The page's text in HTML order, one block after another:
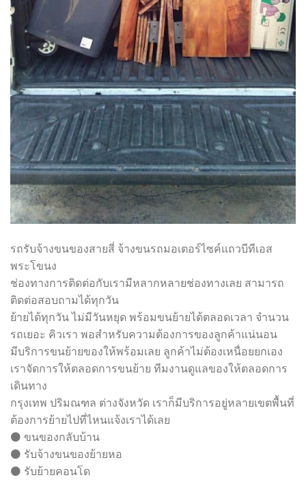
รถรับจ้างขนของสายสี่ จ้างขนรถมอเตอร์ไซค์แถวบีทีเอส
พระโขนง
ช่องทางการติดต่อกับเรามีหลากหลายช่องทางเลย สามารถ
ติดต่อสอบถามได้ทุกวัน
ย้ายได้ทุกวัน ไม่มีวันหยุด พร้อมขนย้ายได้ตลอดเวลา จำนวน
รถเยอะ คิวเรา พอสำหรับความต้องการของลูกค้าแน่นอน
มีบริการขนย้ายของให้พร้อมเลย ลูกค้าไม่ต้องเหนื่อยยกเอง
เราจัดการให้ตลอดการขนย้าย ทีมงานดูแลของให้ตลอดการ
เดินทาง
กรุงเทพ ปริมณฑล ต่างจังหวัด เราก็มีบริการอยู่หลายเขตพื้นที่
ต้องการย้ายไปที่ไหนแจ้งเราได้เลย
⚫ ขนของกลับบ้าน
⚫ รับจ้างขนของย้ายหอ
⚫ รับย้ายคอนโด